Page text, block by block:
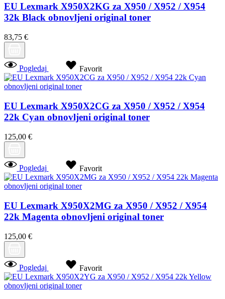
EU Lexmark X950X2KG za X950 / X952 / X954
32k Black obnovljeni original toner
83,75 €
Pogledaj Favorit
EU Lexmark X950X2CG za X950 / X952 / X954
22k Cyan obnovljeni original toner
125,00 €
Pogledaj Favorit
EU Lexmark X950X2MG za X950 / X952 / X954
22k Magenta obnovljeni original toner
125,00 €
Pogledaj Favorit